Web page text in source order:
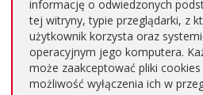
Założenia do budżetu Gminy
Informacje
METRYKA STRONY
informację o odwiedzonych
tej witryny, typie przeglądarki, z
użytkownik korzysta oraz
operacyjnym jego komputera.
może zaakceptować pliki
możliwość wyłączenia ich w